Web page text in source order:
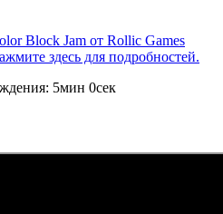
Block Jam от Rollic Games
здесь для подробностей.
: 5мин 0сек